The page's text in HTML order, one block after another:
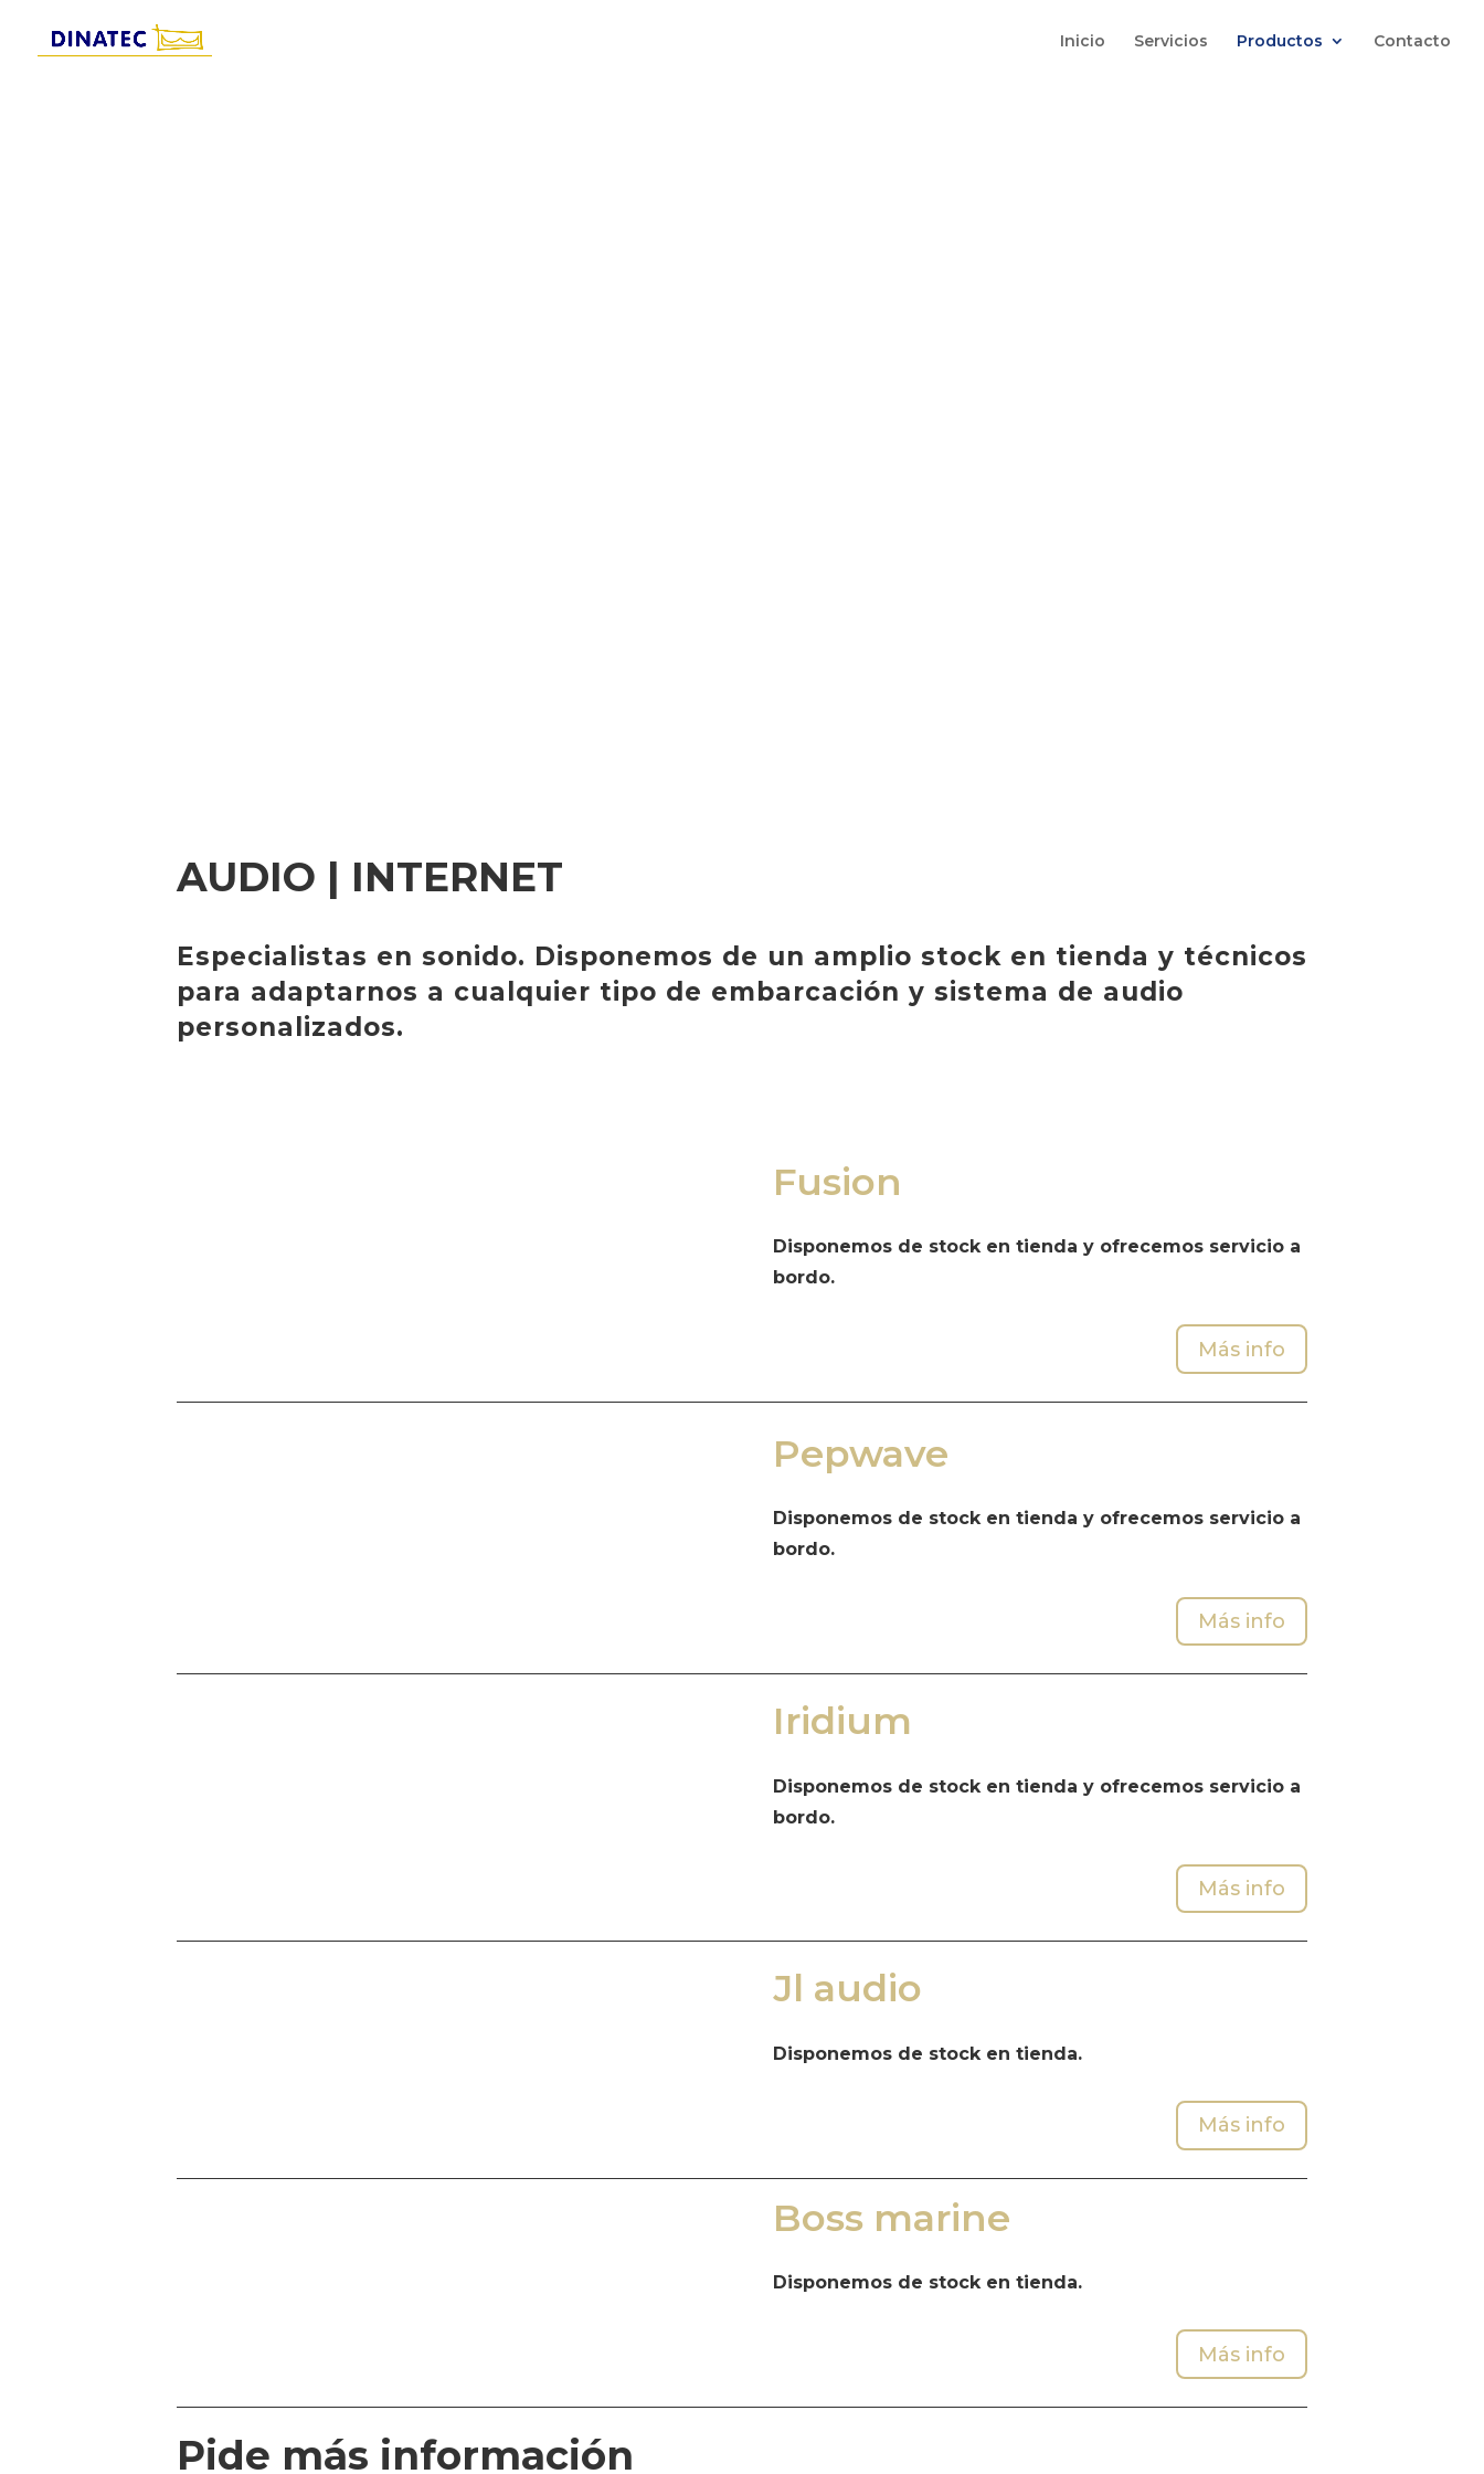
Inicio Servicios Productos Contacto
AUDIO | INTERNET
Especialistas en sonido. Disponemos de un amplio stock en tienda y técnicos
para adaptarnos a cualquier tipo de embarcación y sistema de audio
personalizados.
Fusion
Disponemos de stock en tienda y ofrecemos servicio a
bordo.
Más info
Pepwave
Disponemos de stock en tienda y ofrecemos servicio a
bordo.
Más info
Iridium
Disponemos de stock en tienda y ofrecemos servicio a
bordo.
Más info
Jl audio
Disponemos de stock en tienda.
Más info
Boss marine
Disponemos de stock en tienda.
Más info
Pide más información